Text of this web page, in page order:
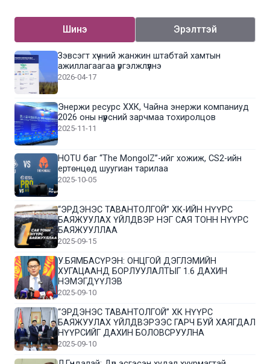
Шинэ Эрэлттэй
Зэвсэгт хүчний жанжин штабтай хамтын
ажиллагаагаа үргэлжлүүлнэ
2026-04-17
Энержи ресурс ХХК, Чайна энержи компаниуд
2026 оны нүүрсний зарчмаа тохиролцов
2025-11-11
HOTU баг “The MongolZ”-ийг хожиж, CS2-ийн
ертөнцөд шуугиан тарилаа
2025-10-05
“ЭРДЭНЭС ТАВАНТОЛГОЙ” ХК-ИЙН НҮҮРС
БАЯЖУУЛАХ ҮЙЛДВЭР НЭГ САЯ ТОНН НҮҮРС
БАЯЖУУЛЛАА
2025-09-15
У.БЯМБАСҮРЭН: ОНЦГОЙ ДЭГЛЭМИЙН
ХУГАЦААНД БОРЛУУЛАЛТЫГ 1.6 ДАХИН
НЭМЭГДҮҮЛЭВ
2025-09-10
“ЭРДЭНЭС ТАВАНТОЛГОЙ” ХК НҮҮРС
БАЯЖУУЛАХ ҮЙЛДВЭРЭЭС ГАРЧ БУЙ ХАЯГДАЛ
НҮҮРСИЙГ ДАХИН БОЛОВСРУУЛНА
2025-09-10